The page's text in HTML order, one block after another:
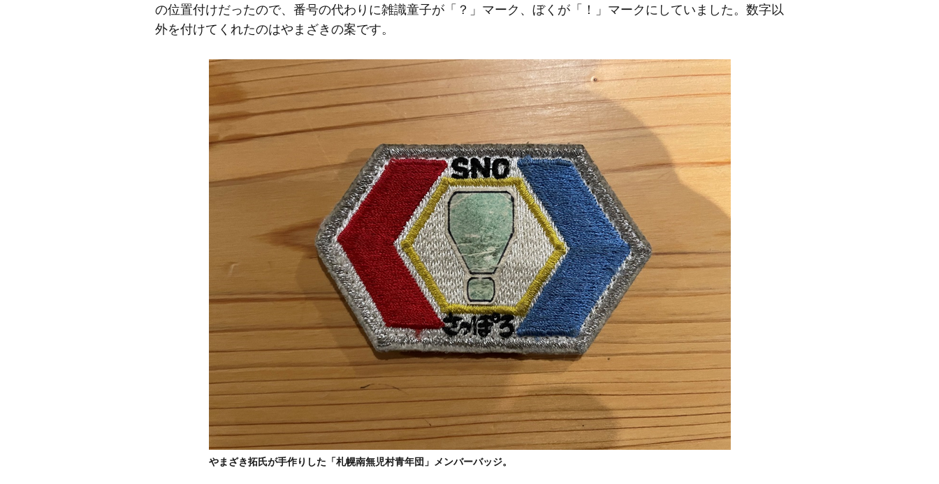
の位置付けだったので、番号の代わりに雑識童子が「？」マーク、ぼくが「！」マークにしていました。数字以
外を付けてくれたのはやまざきの案です。
やまざき拓氏が手作りした「札幌南無児村青年団」メンバーバッジ。